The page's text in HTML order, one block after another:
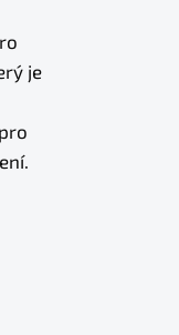
je